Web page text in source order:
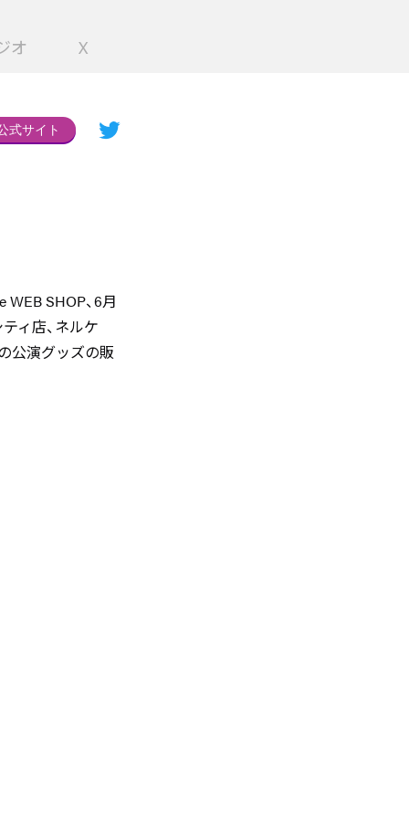
オ X
式サイト
WEB SHOP、6月
ィ店、ネルケ
公演グッズの販